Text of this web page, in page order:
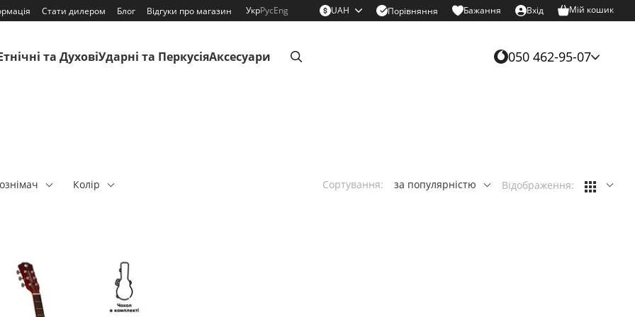
Стати дилером Блог Відгуки про магазин УкрРусEng UAH Порівняння Бажання Вхід Мій кошик
та ДуховіУдарні та ПеркусіяАксесуари 050 462-95-07
Колір Сортування: за популярністю Відображення: